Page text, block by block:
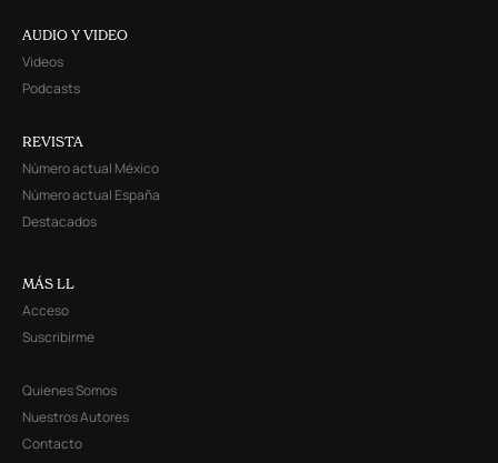
AUDIO Y VIDEO
Videos
Podcasts
REVISTA
Número actual México
Número actual España
Destacados
MÁS LL
Acceso
Suscribirme
Quienes Somos
Nuestros Autores
Contacto